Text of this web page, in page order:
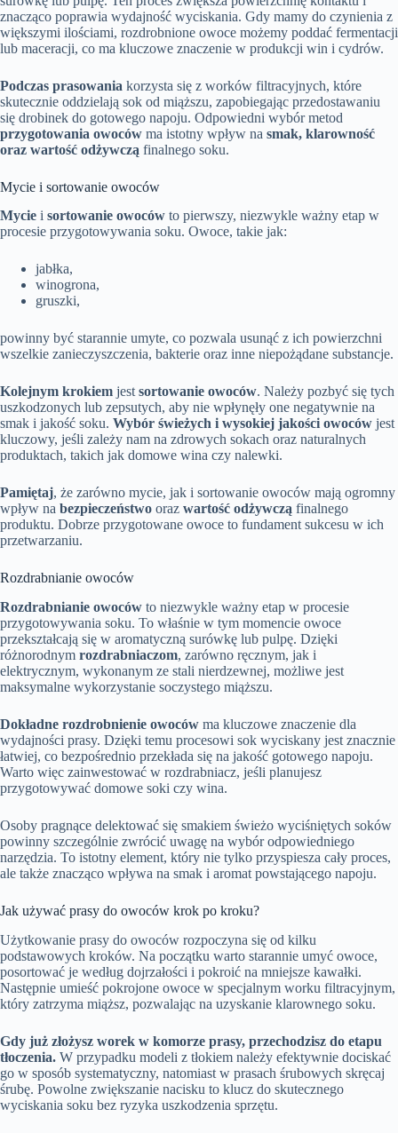
znacząco poprawia wydajność wyciskania. Gdy mamy do czynienia z
większymi ilościami, rozdrobnione owoce możemy poddać fermentacji
lub maceracji, co ma kluczowe znaczenie w produkcji win i cydrów.
Podczas prasowania korzysta się z worków filtracyjnych, które
skutecznie oddzielają sok od miąższu, zapobiegając przedostawaniu
się drobinek do gotowego napoju. Odpowiedni wybór metod
przygotowania owoców ma istotny wpływ na smak, klarowność
oraz wartość odżywczą finalnego soku.
Mycie i sortowanie owoców
Mycie i sortowanie owoców to pierwszy, niezwykle ważny etap w
procesie przygotowywania soku. Owoce, takie jak:
jabłka,
winogrona,
gruszki,
powinny być starannie umyte, co pozwala usunąć z ich powierzchni
wszelkie zanieczyszczenia, bakterie oraz inne niepożądane substancje.
Kolejnym krokiem jest sortowanie owoców. Należy pozbyć się tych
uszkodzonych lub zepsutych, aby nie wpłynęły one negatywnie na
smak i jakość soku. Wybór świeżych i wysokiej jakości owoców jest
kluczowy, jeśli zależy nam na zdrowych sokach oraz naturalnych
produktach, takich jak domowe wina czy nalewki.
Pamiętaj, że zarówno mycie, jak i sortowanie owoców mają ogromny
wpływ na bezpieczeństwo oraz wartość odżywczą finalnego
produktu. Dobrze przygotowane owoce to fundament sukcesu w ich
przetwarzaniu.
Rozdrabnianie owoców
Rozdrabnianie owoców to niezwykle ważny etap w procesie
przygotowywania soku. To właśnie w tym momencie owoce
przekształcają się w aromatyczną surówkę lub pulpę. Dzięki
różnorodnym rozdrabniaczom, zarówno ręcznym, jak i
elektrycznym, wykonanym ze stali nierdzewnej, możliwe jest
maksymalne wykorzystanie soczystego miąższu.
Dokładne rozdrobnienie owoców ma kluczowe znaczenie dla
wydajności prasy. Dzięki temu procesowi sok wyciskany jest znacznie
łatwiej, co bezpośrednio przekłada się na jakość gotowego napoju.
Warto więc zainwestować w rozdrabniacz, jeśli planujesz
przygotowywać domowe soki czy wina.
Osoby pragnące delektować się smakiem świeżo wyciśniętych soków
powinny szczególnie zwrócić uwagę na wybór odpowiedniego
narzędzia. To istotny element, który nie tylko przyspiesza cały proces,
ale także znacząco wpływa na smak i aromat powstającego napoju.
Jak używać prasy do owoców krok po kroku?
Użytkowanie prasy do owoców rozpoczyna się od kilku
podstawowych kroków. Na początku warto starannie umyć owoce,
posortować je według dojrzałości i pokroić na mniejsze kawałki.
Następnie umieść pokrojone owoce w specjalnym worku filtracyjnym,
który zatrzyma miąższ, pozwalając na uzyskanie klarownego soku.
Gdy już złożysz worek w komorze prasy, przechodzisz do etapu
tłoczenia. W przypadku modeli z tłokiem należy efektywnie dociskać
go w sposób systematyczny, natomiast w prasach śrubowych skręcaj
śrubę. Powolne zwiększanie nacisku to klucz do skutecznego
wyciskania soku bez ryzyka uszkodzenia sprzętu.